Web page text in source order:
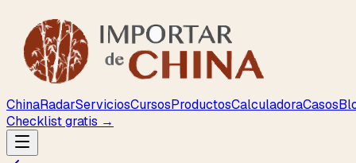
ChinaRadarServiciosCursosProductosCalculadoraCasos
Checklist gratis →